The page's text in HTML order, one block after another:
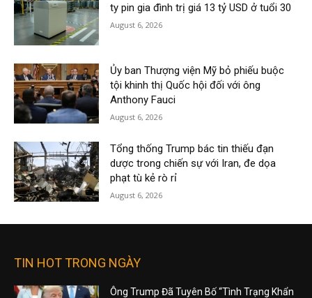
ty pin gia đình trị giá 13 tỷ USD ở tuổi 30
August 6, 2026
Ủy ban Thượng viện Mỹ bỏ phiếu buộc
tội khinh thị Quốc hội đối với ông
Anthony Fauci
August 6, 2026
Tổng thống Trump bác tin thiếu đạn
dược trong chiến sự với Iran, đe dọa
phạt tù kẻ rò rỉ
August 6, 2026
TIN HOT TRONG NGÀY
Ông Trump Đã Tuyên Bố “Tình Trạng Khẩn